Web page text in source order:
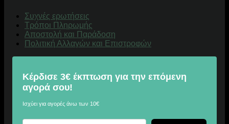
Συχνές ερωτήσεις
Τρόποι Πληρωμής
Αποστολή και Παράδοση
Πολιτική Αλλαγών και Επιστροφών
Κέρδισε 3€ έκπτωση για την επόμενη
αγορά σου!
Ισχύει για αγορές άνω των 10€